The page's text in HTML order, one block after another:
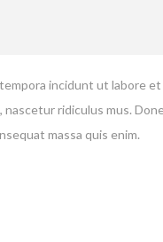
incidunt ut labore
ridiculus mus.
massa quis enim.